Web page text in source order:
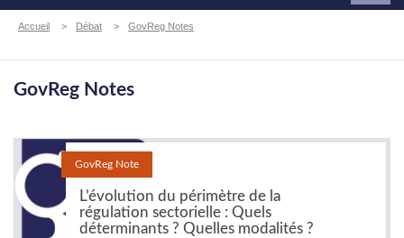
Fil
Accueil Débat GovReg Notes
GovReg Notes
GovReg Note
L’évolution du périmètre de la
régulation sectorielle : Quels
déterminants ? Quelles modalités ?